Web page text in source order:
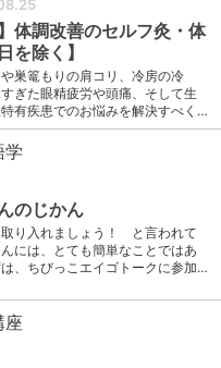
体調改善のセルフ灸・体
を除く】
巣篭もりの肩コリ、冷房の冷
ぎた眼精疲労や頭痛、そして生
有疾患でのお悩みを解決すべく…
学
のじかん
り入れましょう！ と言われて
には、とても簡単なことではあ
、ちびっこエイゴトークに参加…
座